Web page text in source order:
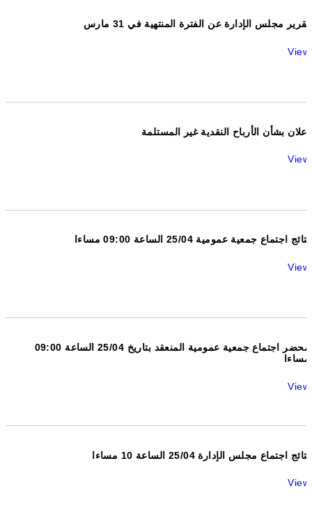
تقرير مجلس الإدارة عن الفترة المنتهية في 31 مارس
View
إعلان بشأن الأرباح النقدية غير المستلمة
View
نتائج اجتماع جمعية عمومية 25/04 الساعة 09:00 مساءا
View
محضر اجتماع جمعية عمومية المنعقد بتاريخ 25/04 الساعة 09:00
مساءا
View
نتائج اجتماع مجلس الإدارة 25/04 الساعة 10 مساءا
View